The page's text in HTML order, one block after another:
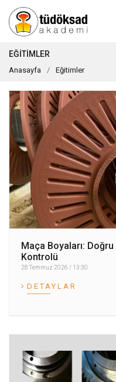
EĞITIMLER
Anasayfa Eğitimler
Maça Boyaları:
Kontrolü
28 Temmuz 2026 / 13:30
DETAYLAR